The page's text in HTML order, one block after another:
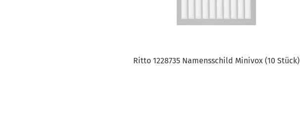
Ritto 1228735 Namensschild Minivox (10 Stück)